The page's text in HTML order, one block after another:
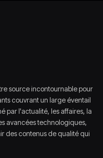
source incontournable pour
couvrant un large éventail
par l'actualité, les affaires, la
avancées technologiques,
des contenus de qualité qui